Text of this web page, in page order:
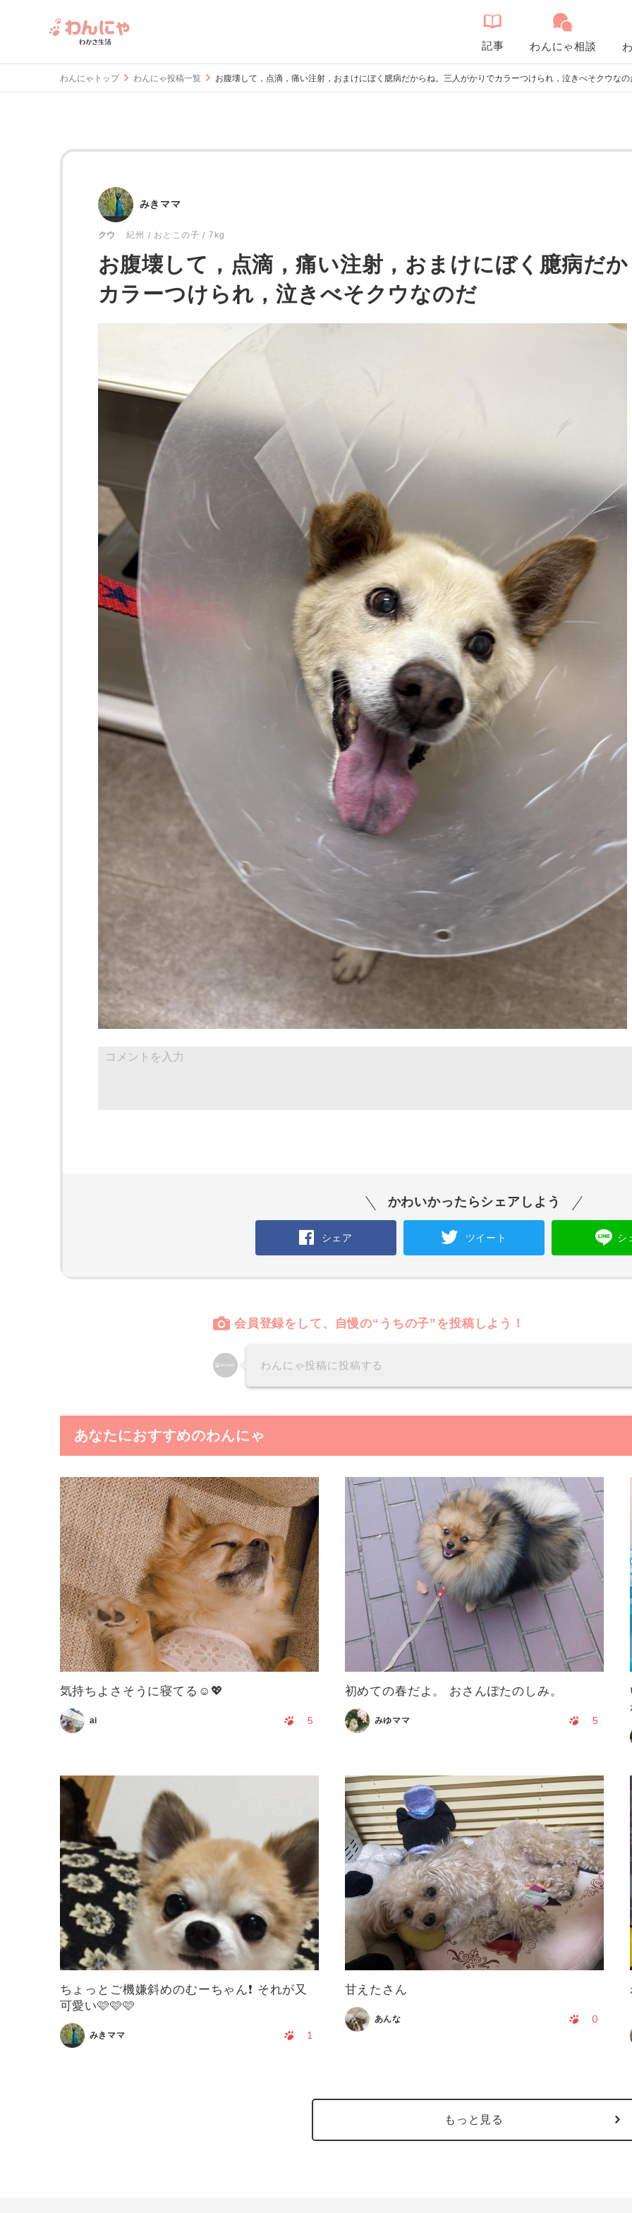
記事 わんにゃ相談
わんにゃトップ わんにゃ投稿一覧 お腹壊して，点滴，痛い注射，おまけにぼく臆病だからね。三人がかりでカラーつけられ，泣きべそクウなの
みきママ
クウ 紀州 おとこの子 7kg
お腹壊して，点滴，痛い注射，おまけにぼく臆病だ
カラーつけられ，泣きべそクウなのだ
かわいかったらシェアしよう
シェア ツイート シ
会員登録をして、自慢の“うちの子”を投稿しよう！
わんにゃ投稿に投稿する
あなたにおすすめのわんにゃ
気持ちよさそうに寝てる☺️💖
ai 5
初めての春だよ。 おさんぽたのしみ。
みゆママ 5
ちょっとご機嫌斜めのむーちゃん❗️ それが又
可愛い🩷🩷🩷
みきママ 1
甘えたさん
あんな 0
もっと見る